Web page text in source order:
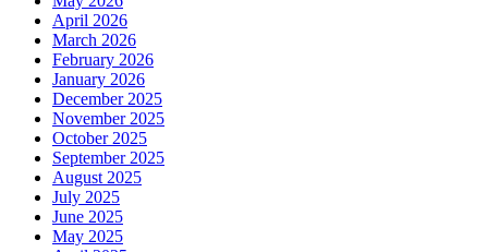
April 2026
March 2026
February 2026
January 2026
December 2025
November 2025
October 2025
September 2025
August 2025
July 2025
June 2025
May 2025